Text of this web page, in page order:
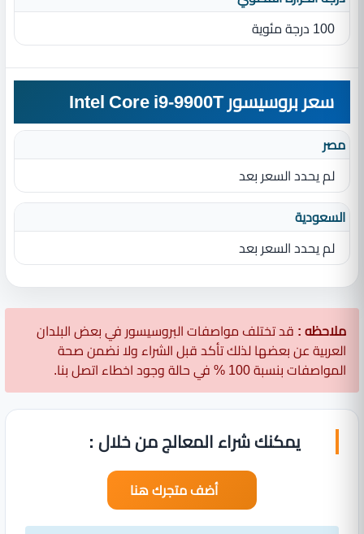
100 درجة مئوية
سعر بروسيسور Intel Core i9-9900T
مصر
لم يحدد السعر بعد
السعودية
لم يحدد السعر بعد
ملاحظه : قد تختلف مواصفات البروسيسور في بعض البلدان
العربية عن بعضها لذلك تأكد قبل الشراء ولا نضمن صحة
المواصفات بنسبة 100 % في حالة وجود اخطاء اتصل بنا.
يمكنك شراء المعالج من خلال :
أضف متجرك هنا